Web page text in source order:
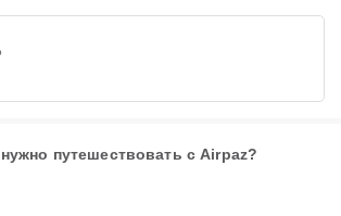
путешествовать с Airpaz?